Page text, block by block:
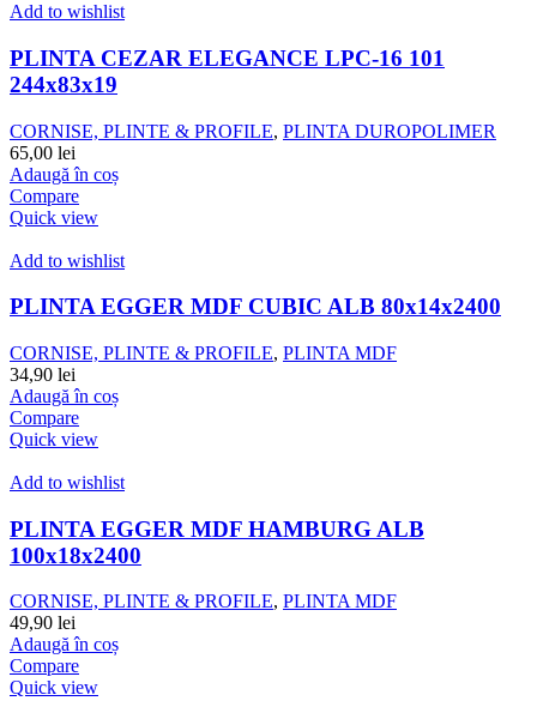
Add to wishlist
PLINTA CEZAR ELEGANCE LPC-16 101
244x83x19
CORNISE, PLINTE & PROFILE, PLINTA DUROPOLIMER
65,00 lei
Adaugă în coș
Compare
Quick view
Add to wishlist
PLINTA EGGER MDF CUBIC ALB 80x14x2400
CORNISE, PLINTE & PROFILE, PLINTA MDF
34,90 lei
Adaugă în coș
Compare
Quick view
Add to wishlist
PLINTA EGGER MDF HAMBURG ALB
100x18x2400
CORNISE, PLINTE & PROFILE, PLINTA MDF
49,90 lei
Adaugă în coș
Compare
Quick view